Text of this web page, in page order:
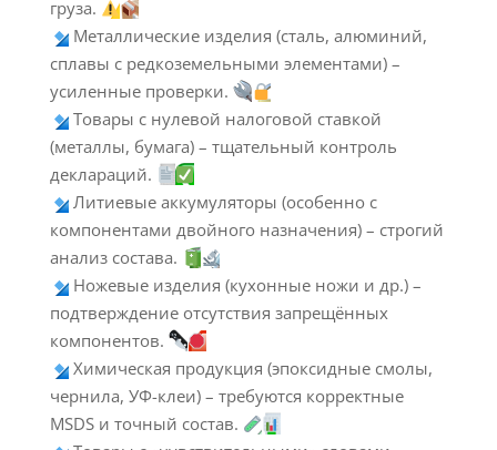
груза.
Металлические изделия (сталь, алюминий,
сплавы с редкоземельными элементами) –
усиленные проверки.
Товары с нулевой налоговой ставкой
(металлы, бумага) – тщательный контроль
деклараций.
Литиевые аккумуляторы (особенно с
компонентами двойного назначения) – строгий
анализ состава.
Ножевые изделия (кухонные ножи и др.) –
подтверждение отсутствия запрещённых
компонентов.
Химическая продукция (эпоксидные смолы,
чернила, УФ-клеи) – требуются корректные
MSDS и точный состав.